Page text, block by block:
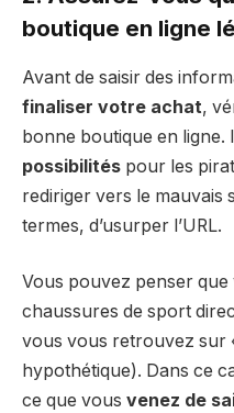
boutique en ligne
Avant de saisir des
finaliser votre achat,
bonne boutique en ligne.
possibilités pour les
rediriger vers le mauvais
termes, d’usurper l’URL.
Vous pouvez penser
chaussures de sport
vous vous retrouvez sur
hypothétique). Dans ce
ce que vous venez de